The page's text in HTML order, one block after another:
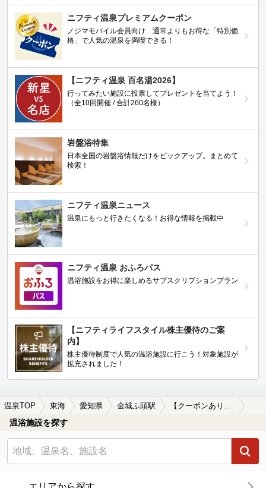
ニフティ温泉プレミアムクーポン
ノジマモバイル会員向け 通常よりもお得な「特別価
格」で人気の温泉を満喫できる！
【ニフティ温泉 百名湯2026】
行ってみたい施設に投票してプレゼントを当てよう！
（全10回開催 / 合計260名様）
岩盤浴特集
日本全国の岩盤浴情報だけをピックアップ。まとめて
検索！
ニフティ温泉ニュース
温泉にもっと行きたくなる！お得な情報を掲載中
ニフティ温泉 おふろパス
温浴施設をお得に楽しめるサブスクリプションプラン
【ニフティライフスタイル株主優待のご案
内】
株主優待制度で人気の温浴施設に行こう！対象施設が
拡充されました！
温泉TOP 東海 愛知県 金城ふ頭駅 【クーポンあり】食事が楽しめる金城ふ頭駅近くの温泉、日帰り温泉、スーパー銭湯おすすめ
温浴施設を探す